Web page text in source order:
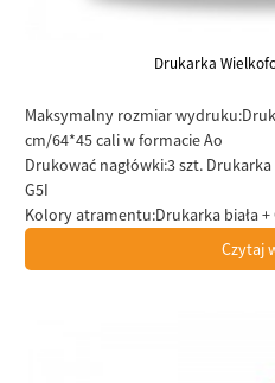
Drukarka
Maksymalny rozmiar wydruku:
cm/64*45 cali w formacie Ao
Drukować nagłówki:3 szt. Drukarka
G5I
Kolory atramentu:Drukarka biała +
Czytaj